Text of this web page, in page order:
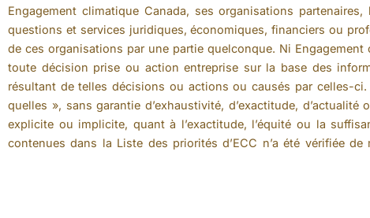
Engagement climatique Canada, ses organisations
questions et services juridiques, économiques, financiers ou
de ces organisations par une partie quelconque. Ni
toute décision prise ou action entreprise sur la base des
résultant de telles décisions ou actions ou causés par celles-
quelles », sans garantie d’exhaustivité, d’exactitude,
explicite ou implicite, quant à l’exactitude, l’équité ou la
contenues dans la Liste des priorités d’ECC n’a été vérifiée